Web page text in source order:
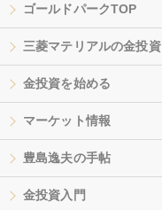
ゴールドパークTOP
三菱マテリアルの金投資
金投資を始める
マーケット情報
豊島逸夫の手帖
金投資入門